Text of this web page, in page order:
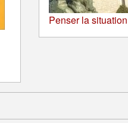
Penser la situation